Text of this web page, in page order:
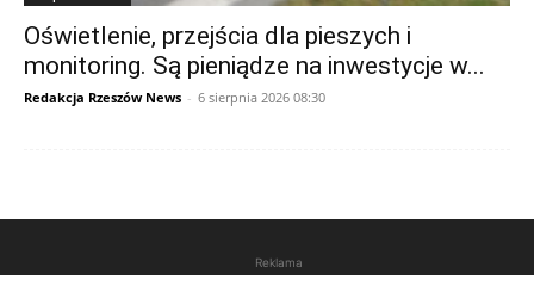
Oświetlenie, przejścia dla pieszych i
monitoring. Są pieniądze na inwestycje w...
Redakcja Rzeszów News - 6 sierpnia 2026 08:30
Reklama